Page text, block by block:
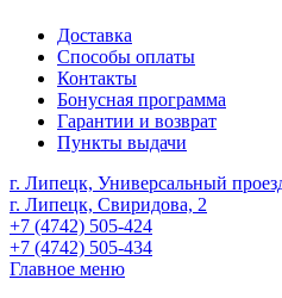
Доставка
Способы оплаты
Контакты
Бонусная программа
Гарантии и возврат
Пункты выдачи
г. Липецк, Универсальный
г. Липецк, Свиридова, 2
+7 (4742) 505-424
+7 (4742) 505-434
Главное меню